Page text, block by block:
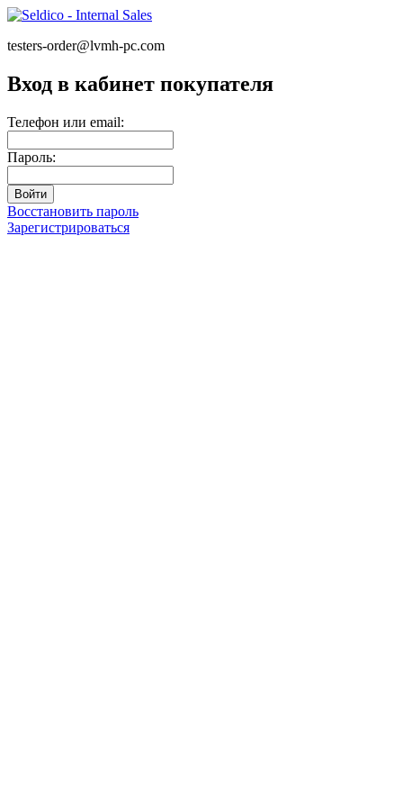
testers-order@lvmh-pc.com
Вход в кабинет покупателя
Телефон или email:
Пароль:
Восстановить пароль
Зарегистрироваться